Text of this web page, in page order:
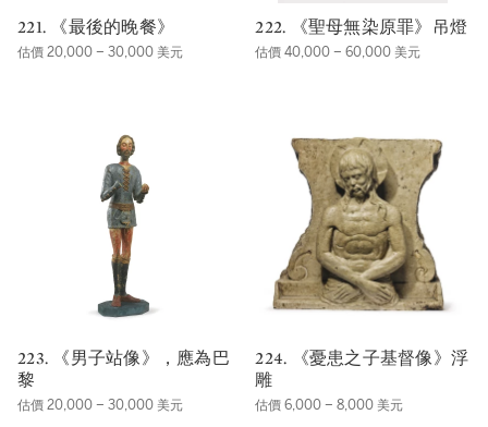
221. 《最後的晚餐》
估價 20,000 – 30,000 美元
222. 《聖母無染原罪》吊燈
估價 40,000 – 60,000 美元
223. 《男子站像》，應為巴
黎
估價 20,000 – 30,000 美元
224. 《憂患之子基督像》浮
雕
估價 6,000 – 8,000 美元